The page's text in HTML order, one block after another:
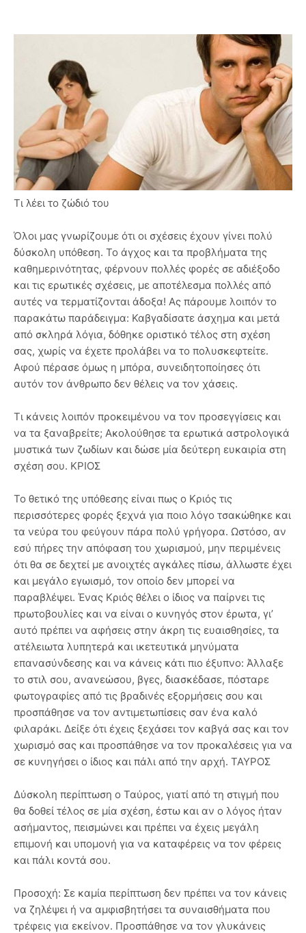
Τι λέει το ζώδιό του
Όλοι μας γνωρίζουμε ότι οι σχέσεις έχουν γίνει πολύ
δύσκολη υπόθεση. Το άγχος και τα προβλήματα της
καθημερινότητας, φέρνουν πολλές φορές σε αδιέξοδο
και τις ερωτικές σχέσεις, με αποτέλεσμα πολλές από
αυτές να τερματίζονται άδοξα! Ας πάρουμε λοιπόν το
παρακάτω παράδειγμα: Καβγαδίσατε άσχημα και μετά
από σκληρά λόγια, δόθηκε οριστικό τέλος στη σχέση
σας, χωρίς να έχετε προλάβει να το πολυσκεφτείτε.
Αφού πέρασε όμως η μπόρα, συνειδητοποίησες ότι
αυτόν τον άνθρωπο δεν θέλεις να τον χάσεις.
Τι κάνεις λοιπόν προκειμένου να τον προσεγγίσεις και
να τα ξαναβρείτε; Ακολούθησε τα ερωτικά αστρολογικά
μυστικά των ζωδίων και δώσε μία δεύτερη ευκαιρία στη
σχέση σου. ΚΡΙΟΣ
Το θετικό της υπόθεσης είναι πως ο Κριός τις
περισσότερες φορές ξεχνά για ποιο λόγο τσακώθηκε και
τα νεύρα του φεύγουν πάρα πολύ γρήγορα. Ωστόσο, αν
εσύ πήρες την απόφαση του χωρισμού, μην περιμένεις
ότι θα σε δεχτεί με ανοιχτές αγκάλες πίσω, άλλωστε έχει
και μεγάλο εγωισμό, τον οποίο δεν μπορεί να
παραβλέψει. Ένας Κριός θέλει ο ίδιος να παίρνει τις
πρωτοβουλίες και να είναι ο κυνηγός στον έρωτα, γι’
αυτό πρέπει να αφήσεις στην άκρη τις ευαισθησίες, τα
ατέλειωτα λυπητερά και ικετευτικά μηνύματα
επανασύνδεσης και να κάνεις κάτι πιο έξυπνο: Άλλαξε
το στιλ σου, ανανεώσου, βγες, διασκέδασε, πόσταρε
φωτογραφίες από τις βραδινές εξορμήσεις σου και
προσπάθησε να τον αντιμετωπίσεις σαν ένα καλό
φιλαράκι. Δείξε ότι έχεις ξεχάσει τον καβγά σας και τον
χωρισμό σας και προσπάθησε να τον προκαλέσεις για να
σε κυνηγήσει ο ίδιος και πάλι από την αρχή. ΤΑΥΡΟΣ
Δύσκολη περίπτωση ο Ταύρος, γιατί από τη στιγμή που
θα δοθεί τέλος σε μία σχέση, έστω και αν ο λόγος ήταν
ασήμαντος, πεισμώνει και πρέπει να έχεις μεγάλη
επιμονή και υπομονή για να καταφέρεις να τον φέρεις
και πάλι κοντά σου.
Προσοχή: Σε καμία περίπτωση δεν πρέπει να τον κάνεις
να ζηλέψει ή να αμφισβητήσει τα συναισθήματα που
τρέφεις για εκείνον. Προσπάθησε να τον γλυκάνεις